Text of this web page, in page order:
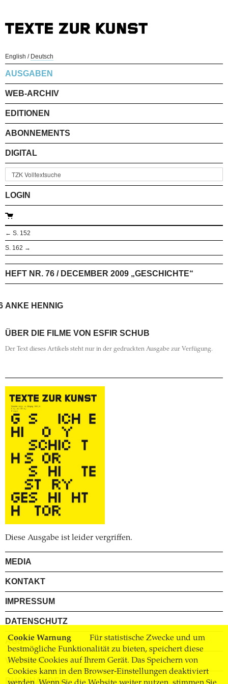
Cookie Warnung
Für statistische Zwecke und um
bestmögliche Funktionalität zu bieten, speichert diese
Website Cookies auf Ihrem Gerät. Das Speichern von
Cookies kann in den Browser-Einstellungen deaktiviert
English / Deutsch
AUSGABEN
WEB-ARCHIV
EDITIONEN
ABONNEMENTS
DIGITAL
LOGIN
← S. 152
S. 162 →
HEFT NR. 76 / DECEMBER 2009 „GESCHICHTE“
ANKE HENNIG
ÜBER DIE FILME VON ESFIR SCHUB
Der Text dieses Artikels steht nur in der gedruckten Ausgabe zur Verfügung.
Diese Ausgabe ist leider vergriffen.
MEDIA
KONTAKT
IMPRESSUM
DATENSCHUTZ
AGB
VERSAND
BUCHHANDEL